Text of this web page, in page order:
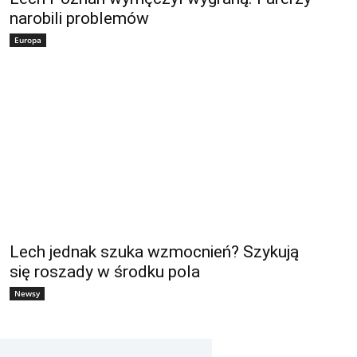
narobili problemów
Europa
Lech jednak szuka wzmocnień? Szykują
się roszady w środku pola
Newsy